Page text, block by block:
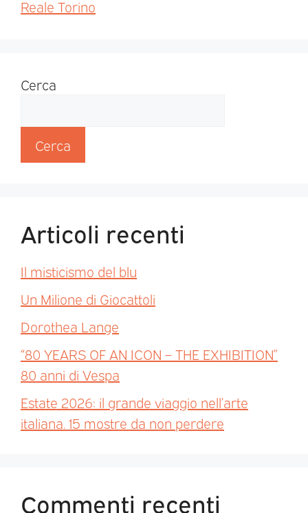
Reale Torino
Cerca
Cerca
Articoli recenti
Il misticismo del blu
Un Milione di Giocattoli
Dorothea Lange
“80 YEARS OF AN ICON – THE EXHIBITION”
80 anni di Vespa
Estate 2026: il grande viaggio nell’arte
italiana. 15 mostre da non perdere
Commenti recenti